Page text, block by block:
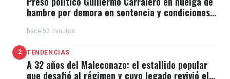
hambre por demora en sentencia y condiciones
hace 52 minutos
2 TENDENCIAS
A 32 años del Maleconazo: el estallido popular
que desafió al régimen y cuyo legado revivió el